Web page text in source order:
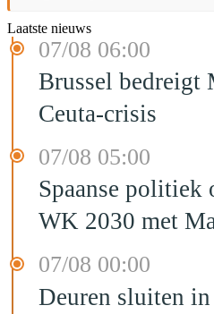
Laatste nieuws
07/08 06:00
Brussel bedreigt
Ceuta-crisis
07/08 05:00
Spaanse politiek
WK 2030 met
07/08 00:00
Deuren sluiten in